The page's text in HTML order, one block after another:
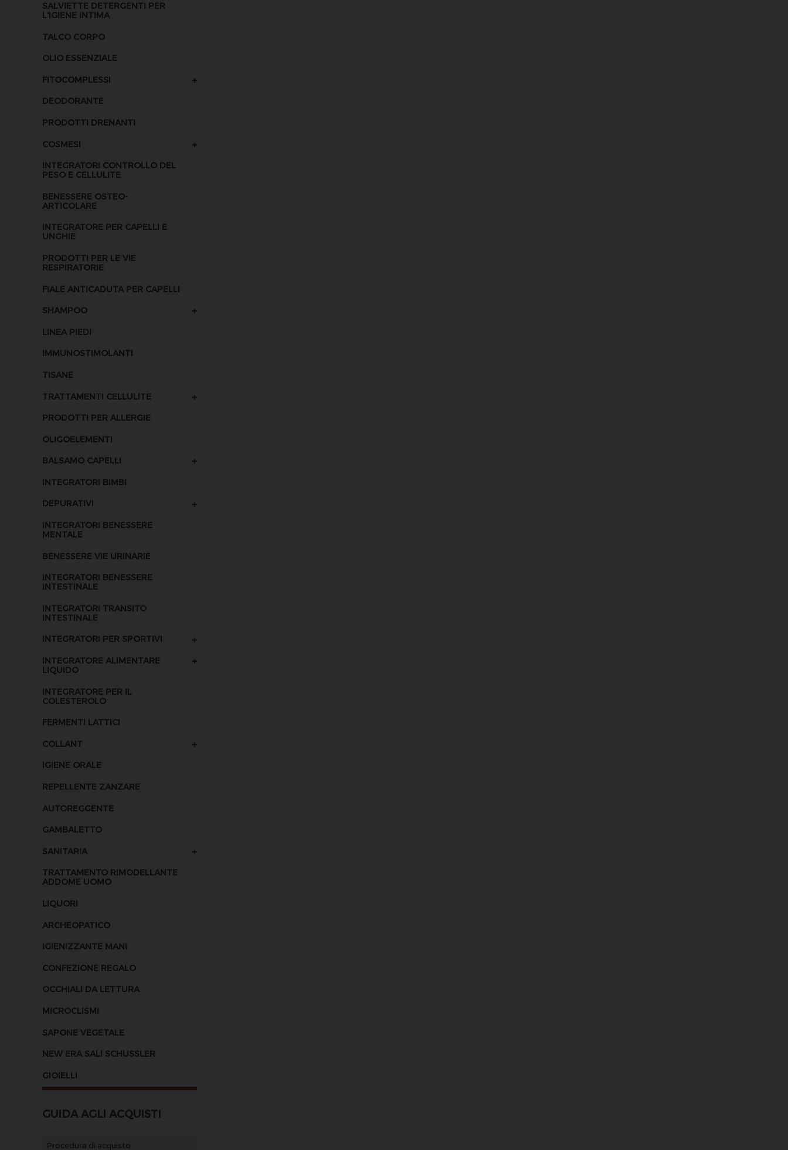
SALVIETTE DETERGENTI PER
L'IGIENE INTIMA
TALCO CORPO
OLIO ESSENZIALE
FITOCOMPLESSI +
DEODORANTE
PRODOTTI DRENANTI
COSMESI +
INTEGRATORI CONTROLLO DEL
PESO E CELLULITE
BENESSERE OSTEO-
ARTICOLARE
INTEGRATORE PER CAPELLI E
UNGHIE
PRODOTTI PER LE VIE
RESPIRATORIE
FIALE ANTICADUTA PER CAPELLI
SHAMPOO +
LINEA PIEDI
IMMUNOSTIMOLANTI
TISANE
TRATTAMENTI CELLULITE +
PRODOTTI PER ALLERGIE
OLIGOELEMENTI
BALSAMO CAPELLI +
INTEGRATORI BIMBI
DEPURATIVI +
INTEGRATORI BENESSERE
MENTALE
BENESSERE VIE URINARIE
INTEGRATORI BENESSERE
INTESTINALE
INTEGRATORI TRANSITO
INTESTINALE
INTEGRATORI PER SPORTIVI +
INTEGRATORE ALIMENTARE
LIQUIDO
+
INTEGRATORE PER IL
COLESTEROLO
FERMENTI LATTICI
COLLANT +
IGIENE ORALE
REPELLENTE ZANZARE
AUTOREGGENTE
GAMBALETTO
SANITARIA +
TRATTAMENTO RIMODELLANTE
ADDOME UOMO
LIQUORI
ARCHEOPATICO
IGIENIZZANTE MANI
CONFEZIONE REGALO
OCCHIALI DA LETTURA
MICROCLISMI
SAPONE VEGETALE
NEW ERA SALI SCHUSSLER
GIOIELLI
GUIDA AGLI ACQUISTI
Procedura di acquisto